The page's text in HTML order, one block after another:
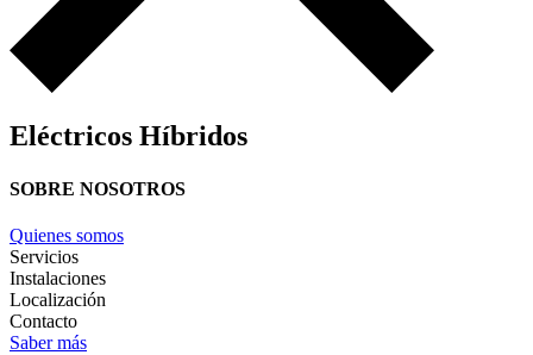
Eléctricos Híbridos
SOBRE NOSOTROS
Quienes somos
Servicios
Instalaciones
Localización
Contacto
Saber más